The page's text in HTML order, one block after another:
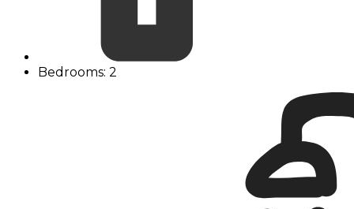
Bedrooms: 2